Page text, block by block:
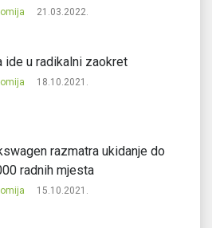
21.03.2022.
ide u radikalni zaokret
18.10.2021.
razmatra ukidanje do
radnih mjesta
15.10.2021.